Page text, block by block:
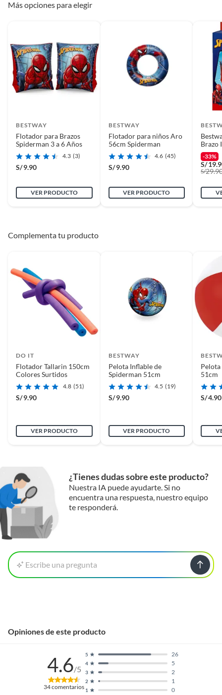
Más opciones para elegir
BESTWAY
Flotador para Brazos
Spiderman 3 a 6 Años
4.3 (3)
S/9.90
VER PRODUCTO
BESTWAY
Flotador para niños Aro
56cm Spiderman
4.6 (45)
S/ 9.90
VER PRODUCTO
Brazo
-33%
S/
S/
Complementa tu producto
DO IT
Flotador Tallarin 150cm
Colores Surtidos
4.8 (51)
S/9.90
VER PRODUCTO
BESTWAY
Pelota Inflable de
Spiderman 51cm
4.5 (19)
S/ 9.90
VER PRODUCTO
Pelota
51cm
S/4.90
¿Tienes dudas sobre este producto?
Nuestra IA puede ayudarte. Si no
encuentra una respuesta, nuestro equipo
te responderá.
Escribe una pregunta
Opiniones de este producto
4.6/5
34comentarios 1 0
2 1
3 2
4 5
5 26